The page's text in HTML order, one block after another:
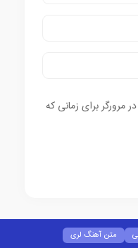
مرورگر برای زمانی که
متن آهنگ لری